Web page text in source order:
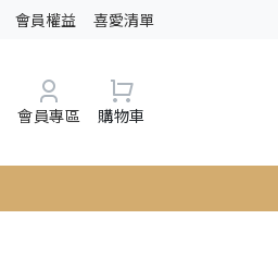
會員權益 喜愛清單
會員專區 購物車